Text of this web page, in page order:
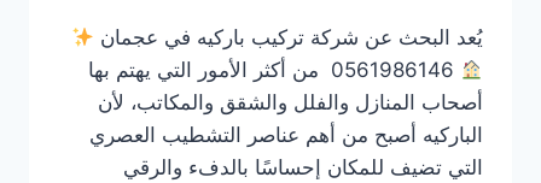
يُعد البحث عن شركة تركيب باركيه في عجمان
0561986146 من أكثر الأمور التي يهتم بها
أصحاب المنازل والفلل والشقق والمكاتب، لأن
الباركيه أصبح من أهم عناصر التشطيب العصري
التي تضيف للمكان إحساسًا بالدفء والرقي